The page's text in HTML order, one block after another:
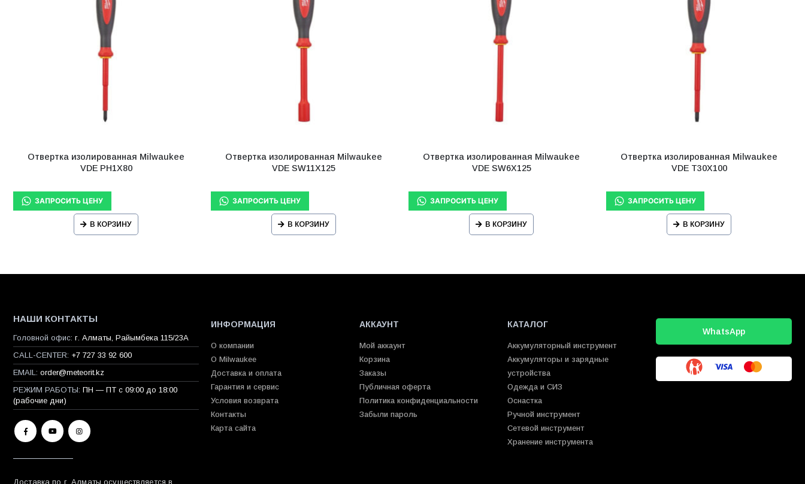
Отвертка изолированная Milwaukee
VDE PH1X80
В КОРЗИНУ
Отвертка изолированная Milwaukee
VDE SW11X125
В КОРЗИНУ
Отвертка изолированная Milwaukee
VDE SW6X125
В КОРЗИНУ
Отвертка изолированная Milwaukee
VDE T30X100
В КОРЗИНУ
НАШИ КОНТАКТЫ
Головной офис: г. Алматы, Райымбека 115/23A
CALL-CENTER: +7 727 33 92 600
EMAIL: order@meteorit.kz
РЕЖИМ РАБОТЫ: ПН — ПТ с 09:00 до 18:00
(рабочие дни)
Доставка по г. Алматы осуществляется в
ИНФОРМАЦИЯ
О компании
О Milwaukee
Доставка и оплата
Гарантия и сервис
Условия возврата
Контакты
Карта сайта
АККАУНТ
Мой аккаунт
Корзина
Заказы
Публичная оферта
Политика конфиденциальности
Забыли пароль
КАТАЛОГ
Аккумуляторный инструмент
Аккумуляторы и зарядные
устройства
Одежда и СИЗ
Оснастка
Ручной инструмент
Сетевой инструмент
Хранение инструмента
WhatsApp